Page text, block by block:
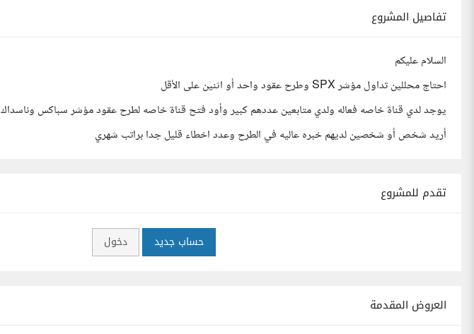
تفاصيل المشروع
السلام عليكم
احتاج محللين تداول مؤشر SPX وطرح عقود واحد أو اثنين على الأقل
يوجد لدي قناة خاصه فعاله ولدي متابعين عددهم كبير وأود فتح قناة خاصه لطرح عقود مؤشر سباكس وناسداك
أريد شخص أو شخصين لديهم خبره عاليه في الطرح وعدد اخطاء قليل جدا براتب شهري
تقدم للمشروع
حساب جديد دخول
العروض المقدمة